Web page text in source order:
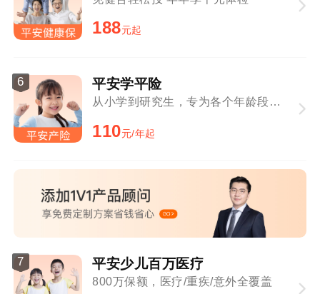
188元起
6 平安学平险
从小学到研究生，专为各个年龄段学生定制
110元/年起
7 平安少儿百万医疗
800万保额，医疗/重疾/意外全覆盖